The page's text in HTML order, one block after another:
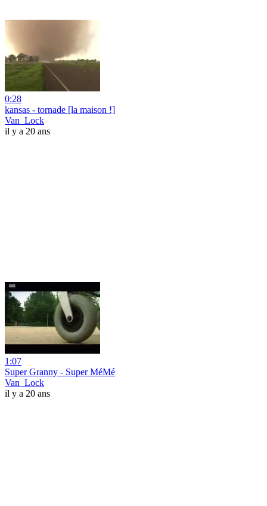
0:28
kansas - tornade [la maison !]
Van_Lock
il y a 20 ans
1:07
Super Granny - Super MéMé
Van_Lock
il y a 20 ans